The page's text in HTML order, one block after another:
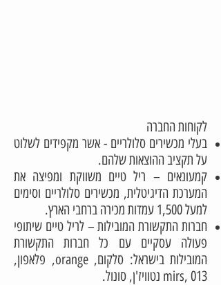
לקוחות החברה
בעלי מכשירים סלולריים - אשר מקפידים לשלוט
על תקציב ההוצאות שלהם.
קמעונאים – ריל טיים משווקת ומפיצה את
המערכת הדיגיטלית, מכשירים סלולריים וסימים
למעל 1,500 עמדות מכירה ברחבי הארץ.
חברות התקשורת המובילות – לריל טיים שיתופי
פעולה עסקיים עם כל חברות התקשורת
המובילות בישראל: סלקום, orange, פלאפון,
mirs, 013 נטוויז'ן, סונול.